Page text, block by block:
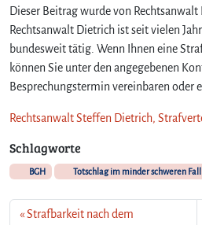
Dieser Beitrag wurde von
Rechtsanwalt Dietrich ist seit vielen
bundesweit tätig. Wenn Ihnen eine
können Sie unter den angegebenen
Besprechungstermin vereinbaren oder
Rechtsanwalt Steffen Dietrich,
Schlagworte
BGH Totschlag im minder schweren Fall
Strafbarkeit nach dem